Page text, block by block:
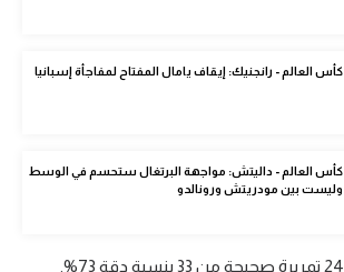
كأس العالم - رانجنيك: إيقاف يامال المفتاح لمفاجأة إسبانيا
كأس العالم - داليتش: مواجهة البرتغال ستحسم في الوسط
وليست بين مودريتش ورونالدو